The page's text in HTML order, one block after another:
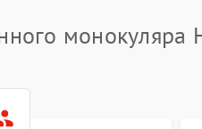
монокуляра